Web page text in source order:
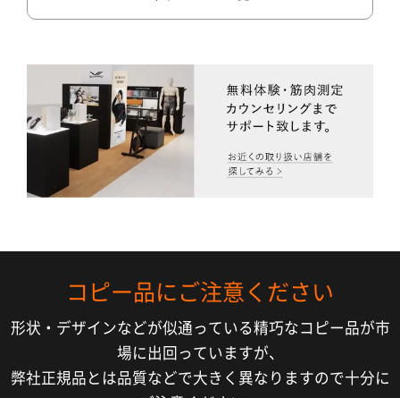
コピー品にご注意ください
形状・デザインなどが似通っている精巧なコピー品が市
場に出回っていますが、
弊社正規品とは品質などで大きく異なりますので十分に